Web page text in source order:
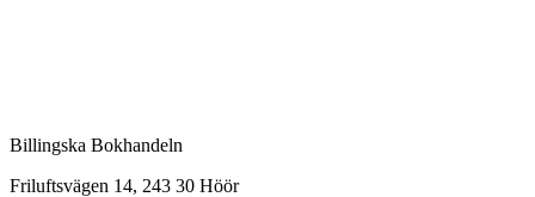
Billingska Bokhandeln
Friluftsvägen 14, 243 30 Höör